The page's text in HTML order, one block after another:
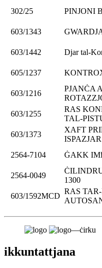
302/25 PINJONI
603/1343
603/1442
Djar tal-
605/1237
603/1216
PJANĊA
603/1255
RAS
TAL-
603/1373
XAFT
ISPAZJAR
2564-7104
ĠAKK
2564-0049
1300
603/1592MCD
RAS
ikkuntattjana